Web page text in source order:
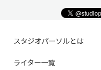
スタジオパーソルとは
ライター一覧